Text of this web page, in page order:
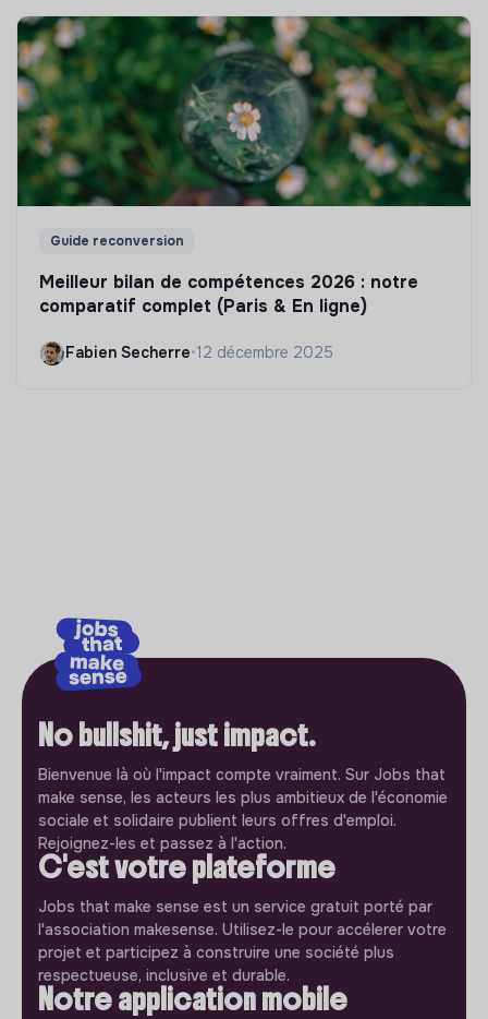
Guide reconversion
Meilleur bilan de compétences 2026 : notre
comparatif complet (Paris & En ligne)
Fabien Secherre•12 décembre 2025
No bullshit, just impact.
Bienvenue là où l'impact compte vraiment. Sur Jobs that
make sense, les acteurs les plus ambitieux de l'économie
sociale et solidaire publient leurs offres d'emploi.
Rejoignez-les et passez à l'action.
C'est votre plateforme
Jobs that make sense est un service gratuit porté par
l'association makesense. Utilisez-le pour accélerer votre
projet et participez à construire une société plus
respectueuse, inclusive et durable.
Notre application mobile